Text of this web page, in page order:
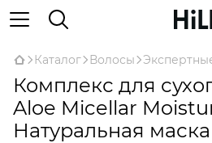
Каталог Волосы
Комплекс для
Aloe Micellar
Натуральная